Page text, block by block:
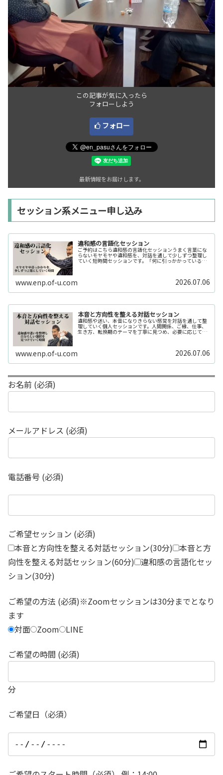
この記事が気に入ったら
フォローしよう
フォロー
最新情報をお届けします。
セッション系メニュー申し込み
違和感の言語化セッション
ご予約はこちら違和感の言語化セッションうまく言葉にな
らないモヤモヤや違和感を、対話を通して少しずつ整理し
ていく短時間セッションです。「何に引っかかっているの
www.enp.of-u.com 2026.07.06
本音と方向性を整える対話セッション
違和感や迷い、本音になりきらない感覚を対話を通して整
理していく個人セッションです。人間関係、ご縁、仕事、
生き方、転換期のテーマを丁寧に見つめ、必要に応じてカ
www.enp.of-u.com 2026.07.06
お名前 (必須)
メールアドレス (必須)
電話番号 (必須)
ご希望セッション (必須)
本音と方向性を整える対話セッション(30分) 本音と方
向性を整える対話セッション(60分) 違和感の言語化セッ
ション(30分)
ご希望の方法 (必須)※Zoomセッションは30分までとなり
ます
対面 Zoom LINE
ご希望の時間 (必須)
分
ご希望日（必須）